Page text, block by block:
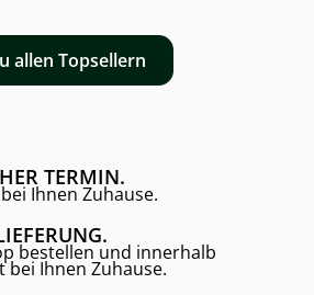
allen Topsellern
TERMIN.
Ihnen Zuhause.
bestellen und innerhalb
bei Ihnen Zuhause.